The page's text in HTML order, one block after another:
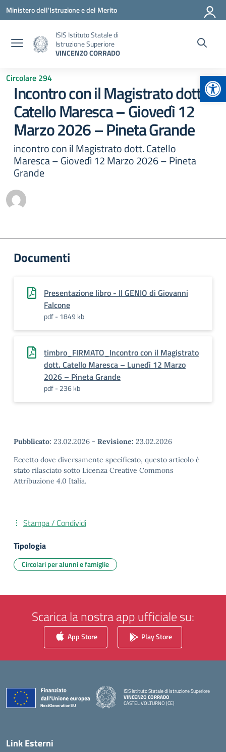
Vai ai contenuti
Vai al menu di navigazione
Vai al footer
Ministero dell'Istruzione e del Merito
ISIS Istituto Statale di
Istruzione Superiore
VINCENZO CORRADO
Circolare 294
Incontro con il Magistrato dott.
Catello Maresca – Giovedì 12
Marzo 2026 – Pineta Grande
incontro con il Magistrato dott. Catello
Maresca – Giovedì 12 Marzo 2026 – Pineta
Grande
Documenti
Presentazione libro - Il GENIO di Giovanni
Falcone
pdf - 1849 kb
timbro_FIRMATO_Incontro con il Magistrato
dott. Catello Maresca – Lunedì 12 Marzo
2026 – Pineta Grande
pdf - 236 kb
Pubblicato: 23.02.2026 - Revisione: 23.02.2026
Eccetto dove diversamente specificato, questo articolo è
stato rilasciato sotto Licenza Creative Commons
Attribuzione 4.0 Italia.
Stampa / Condividi
Tipologia
Circolari per alunni e famiglie
Scarica la nostra app ufficiale su:
App Store Play Store
ISIS Istituto Statale di Istruzione Superiore
VINCENZO CORRADO
CASTEL VOLTURNO (CE)
Link Esterni